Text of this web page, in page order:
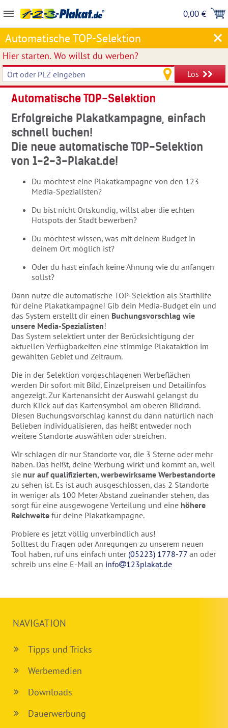
0,00 €
Automatische TOP-Selektion
Hier starten. Wo willst du werben?
Los
Automatische TOP-Selektion
Erfolgreiche Plakatkampagne, einfach
schnell buchen!
Die neue automatische TOP-Selektion
von 1-2-3-Plakat.de!
Du möchtest eine Plakatkampagne von den 123-
Media-Spezialisten?
Du bist nicht Ortskundig, willst aber die echten
Hotspots der Stadt bewerben?
Du möchtest wissen, was mit deinem Budget in
deinem Ort möglich ist?
Oder du hast einfach keine Ahnung wie du anfangen
sollst?
Dann nutze die automatische TOP-Selektion als Starthilfe
für deine Plakatkampagne! Gib dein Media-Budget ein und
das System erstellt dir einen Buchungsvorschlag wie
unsere Media-Spezialisten!
Das System selektiert unter der Berücksichtigung der
aktuellen Verfügbarkeiten eine stimmige Plakataktion im
gewählten Gebiet und Zeitraum.
Die in der Selektion vorgeschlagenen Werbeflächen
werden Dir sofort mit Bild, Einzelpreisen und Detailinfos
angezeigt. Zur Kartenansicht der Auswahl gelangst du
durch Klick auf das Kartensymbol am oberen Bildrand.
Diesen Buchungsvorschlag kannst du dann natürlich nach
Belieben individualisieren, das heißt entweder noch
weitere Standorte auswählen oder streichen.
Wir schlagen dir nur Standorte vor, die 3 Sterne oder mehr
haben. Das heißt, deine Werbung wirkt und kommt an, weil
sie nur auf qualifizierten, werbewirksame Werbestandorte
zu sehen ist. Es ist auch ausgeschlossen, das 2 Standorte
in weniger als 100 Meter Abstand zueinander stehen, das
sorgt für eine ausgewogene Verteilung und eine höhere
Reichweite für deine Plakatkampagne.
Probiere es jetzt völlig unverbindlich aus!
Solltest du Fragen oder Anregungen zu unserem neuen
Tool haben, ruf uns einfach unter (05223) 1778-77 an oder
schreib uns eine E-Mail an info 123plakat.de
NAVIGATION
Tipps und Tricks
Werbemedien
Downloads
Dauerwerbung